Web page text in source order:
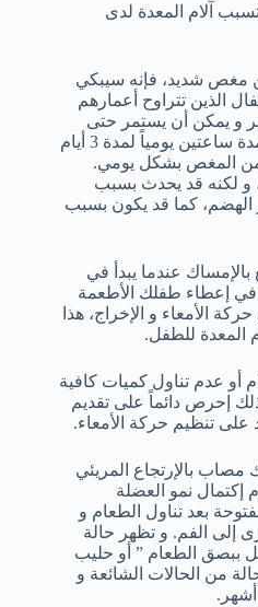
آلام المعدة لدى
مغص شديد، فإنه سيبكي
الذين تتراوح أعمارهم
أكبر و يمكن أن يستمر حتى
عمر 4 – 5 أشهر. إذا بكى طفلك لمدة ساعتين يومياً لمدة 3 أيام
من المغص بشكل يومي.
و لكنه قد يحدث بسبب
الهضم، كما قد يكون بسبب
عندما يبدأ في
في إعطاء طفلك الأطعمة
الأمعاء و الإخراج، هذا
المعدة للطفل.
أو عدم تناول كميات كافية
إحرص دائماً على تقديم
على تنظيم حركة الأمعاء.
بالإرتجاع المريئي
إكتمال نمو العضلة
بعد تناول الطعام و
إلى الفم. و تظهر حالة
ببصق الطعام ” أو حليب
من الحالات الشائعة و